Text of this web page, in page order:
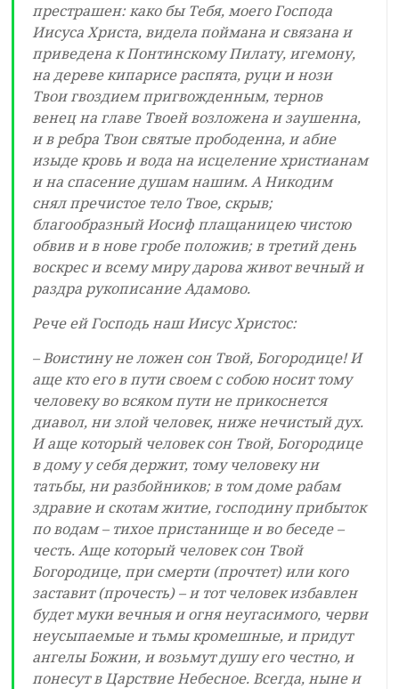
престрашен: како бы Тебя, моего Господа
Иисуса Христа, видела поймана и связана и
приведена к Понтинскому Пилату, игемону,
на дереве кипарисе распята, руци и нози
Твои гвоздием пригвожденным, тернов
венец на главе Твоей возложена и заушенна,
и в ребра Твои святые прободенна, и абие
изыде кровь и вода на исцеление христианам
и на спасение душам нашим. А Никодим
снял пречистое тело Твое, скрыв;
благообразный Иосиф плащаницею чистою
обвив и в нове гробе положив; в третий день
воскрес и всему миру дарова живот вечный и
раздра рукописание Адамово.
Рече ей Господь наш Иисус Христос:
– Воистину не ложен сон Твой, Богородице! И
аще кто его в пути своем с собою носит тому
человеку во всяком пути не прикоснется
диавол, ни злой человек, ниже нечистый дух.
И аще который человек сон Твой, Богородице
в дому у себя держит, тому человеку ни
татьбы, ни разбойников; в том доме рабам
здравие и скотам житие, господину прибыток
по водам – тихое пристанище и во беседе –
честь. Аще который человек сон Твой
Богородице, при смерти (прочтет) или кого
заставит (прочесть) – и тот человек избавлен
будет муки вечныя и огня неугасимого, черви
неусыпаемые и тьмы кромешные, и придут
ангелы Божии, и возьмут душу его честно, и
понесут в Царствие Небесное. Всегда, ныне и